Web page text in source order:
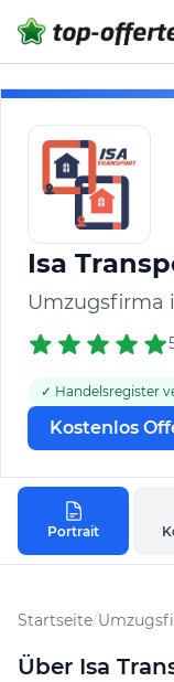
Isa
Umzugsfirma
✓ Handelsregister
Kostenlos
Portrait
Startseite/
Über Isa